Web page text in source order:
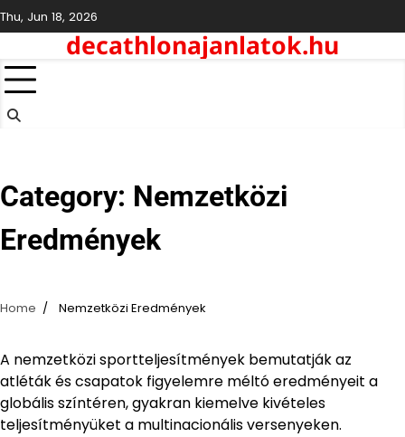
Skip
to
Thu, Jun 18, 2026
decathlonajanlatok.hu
Category: Nemzetközi
Eredmények
Home Nemzetközi Eredmények
A nemzetközi sportteljesítmények bemutatják az
atléták és csapatok figyelemre méltó eredményeit a
globális színtéren, gyakran kiemelve kivételes
teljesítményüket a multinacionális versenyeken.